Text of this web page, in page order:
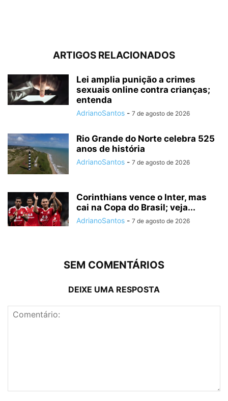
ARTIGOS RELACIONADOS
Lei amplia punição a crimes
sexuais online contra crianças;
entenda
AdrianoSantos - 7 de agosto de 2026
Rio Grande do Norte celebra 525
anos de história
AdrianoSantos - 7 de agosto de 2026
Corinthians vence o Inter, mas
cai na Copa do Brasil; veja...
AdrianoSantos - 7 de agosto de 2026
SEM COMENTÁRIOS
DEIXE UMA RESPOSTA